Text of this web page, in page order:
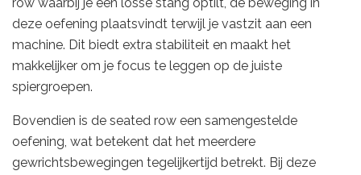
row waarbij je een losse stang optilt, de beweging in
deze oefening plaatsvindt terwijl je vastzit aan een
machine. Dit biedt extra stabiliteit en maakt het
makkelijker om je focus te leggen op de juiste
spiergroepen.
Bovendien is de seated row een samengestelde
oefening, wat betekent dat het meerdere
gewrichtsbewegingen tegelijkertijd betrekt. Bij deze